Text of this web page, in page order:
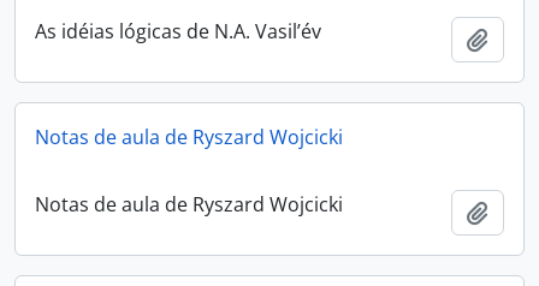
As idéias lógicas de N.A. Vasil’év
Notas de aula de Ryszard Wojcicki
Notas de aula de Ryszard Wojcicki